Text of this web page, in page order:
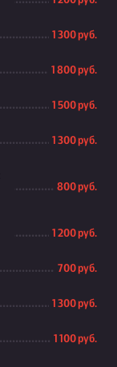
1 300 руб.
1 800 руб.
1 500 руб.
1 300 руб.
800 руб.
1 200 руб.
700 руб.
1 300 руб.
1 100 руб.